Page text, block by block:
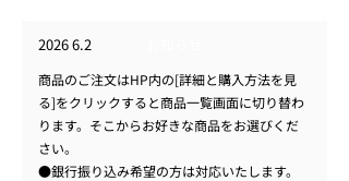
2026 6.2
商品のご注文はHP内の[詳細と購入方法を見
る]をクリックすると商品一覧画面に切り替わ
ります。そこからお好きな商品をお選びくだ
さい。
​●銀行振り込み希望の方は対応いたします。